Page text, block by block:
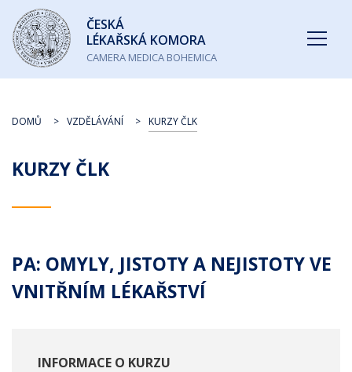
Česká
lékařská
komora
ČESKÁ
LÉKAŘSKÁ KOMORA
CAMERA MEDICA BOHEMICA
KURZY ČLK
DOMŮ VZDĚLÁVÁNÍ KURZY ČLK
PA: OMYLY, JISTOTY A NEJISTOTY VE
VNITŘNÍM LÉKAŘSTVÍ
INFORMACE O KURZU